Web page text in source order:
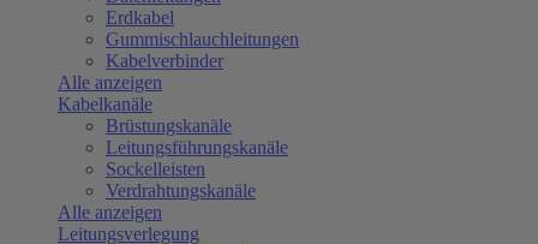
Erdkabel
Gummischlauchleitungen
Kabelverbinder
Alle anzeigen
Kabelkanäle
Brüstungskanäle
Leitungsführungskanäle
Sockelleisten
Verdrahtungskanäle
Alle anzeigen
Leitungsverlegung